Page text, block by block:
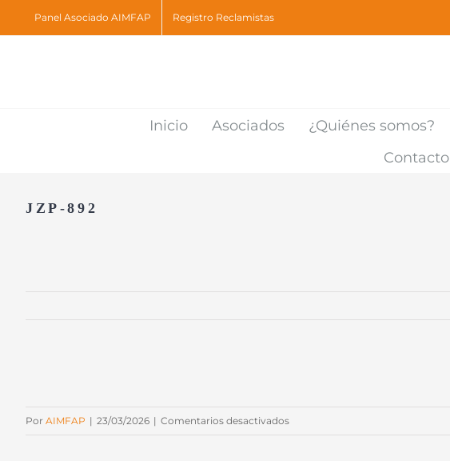
to
Panel Asociado AIMFAP Registro Reclamistas
Inicio Asociados ¿Quiénes somos?
Contacto
JZP-892
Por AIMFAP | 23/03/2026 | Comentarios desactivadosen